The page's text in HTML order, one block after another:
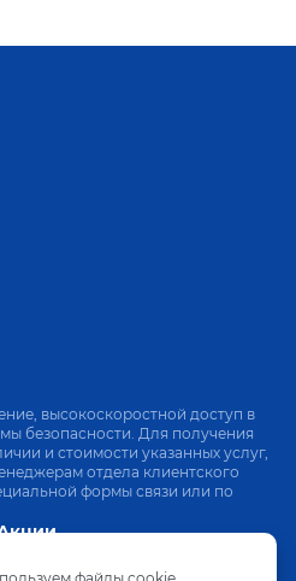
высокоскоростной доступ в
безопасности. Для получения
и стоимости указанных услуг,
отдела клиентского
формы связи или по